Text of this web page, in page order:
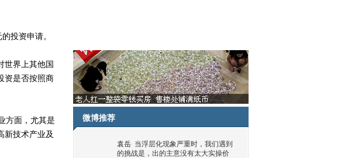
投资申请。
界上其他国
资是否按照商
方面，尤其是
新技术产业及
微博推荐
袁岳 当浮层化现象严重时，我们遇到
的挑战是，出的主意没有太大实操价